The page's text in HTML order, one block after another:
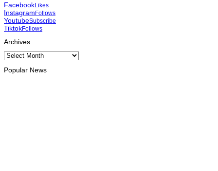
FacebookLikes
InstagramFollows
YoutubeSubscribe
TiktokFollows
Archives
Archives
Popular News